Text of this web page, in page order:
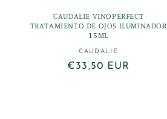
CAUDALIE VINOPERFECT
TRATAMIENTO DE OJOS ILUMINADOR
15ML
Proveedor:
CAUDALIE
Precio
€33,50 EUR